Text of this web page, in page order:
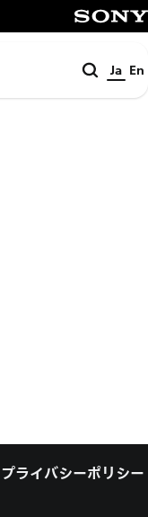
検
索
Ja En
プライバシーポリシー